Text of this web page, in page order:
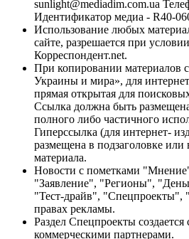
sunlight@mediadim.com.ua
Идентификатор медиа - R40-
Использование любых
сайте, разрешается при
Корреспондент.net.
При копировании материалов
Украины и мира», для
прямая открытая для
Ссылка должна быть
полного либо частичного
Гиперссылка (для интернет-
размещена в подзаголовке или
материала.
Новости с пометками
"Заявление", "Регионы",
"Тест-драйв", "Спецпроекты",
правах рекламы.
Раздел Спецпроекты создается
коммерческими партнерами.